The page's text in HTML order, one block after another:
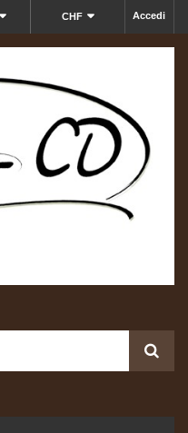
Accedi
CHF